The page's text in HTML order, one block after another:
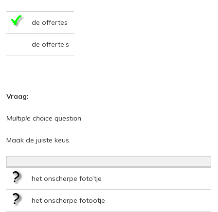
de offertes
de offerte’s
Vraag:
Multiple choice question
Maak de juiste keus.
het onscherpe foto’tje
het onscherpe fotootje